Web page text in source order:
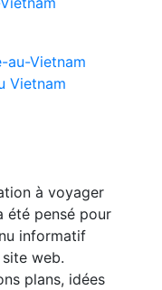
Vietnam
à voyager
été pensé pour
informatif
web.
plans, idées